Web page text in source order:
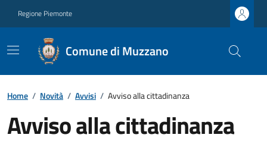
Regione Piemonte
Comune di Muzzano
Home / Novità / Avvisi / Avviso alla cittadinanza
Avviso alla cittadinanza